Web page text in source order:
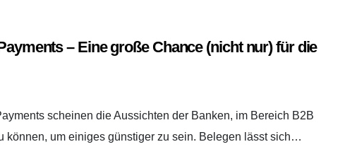
– Eine gro­ße Chan­ce (nicht nur) für die
scheinen die Aussichten der Banken, im Bereich B2B
können, um einiges günstiger zu sein. Belegen lässt sich…